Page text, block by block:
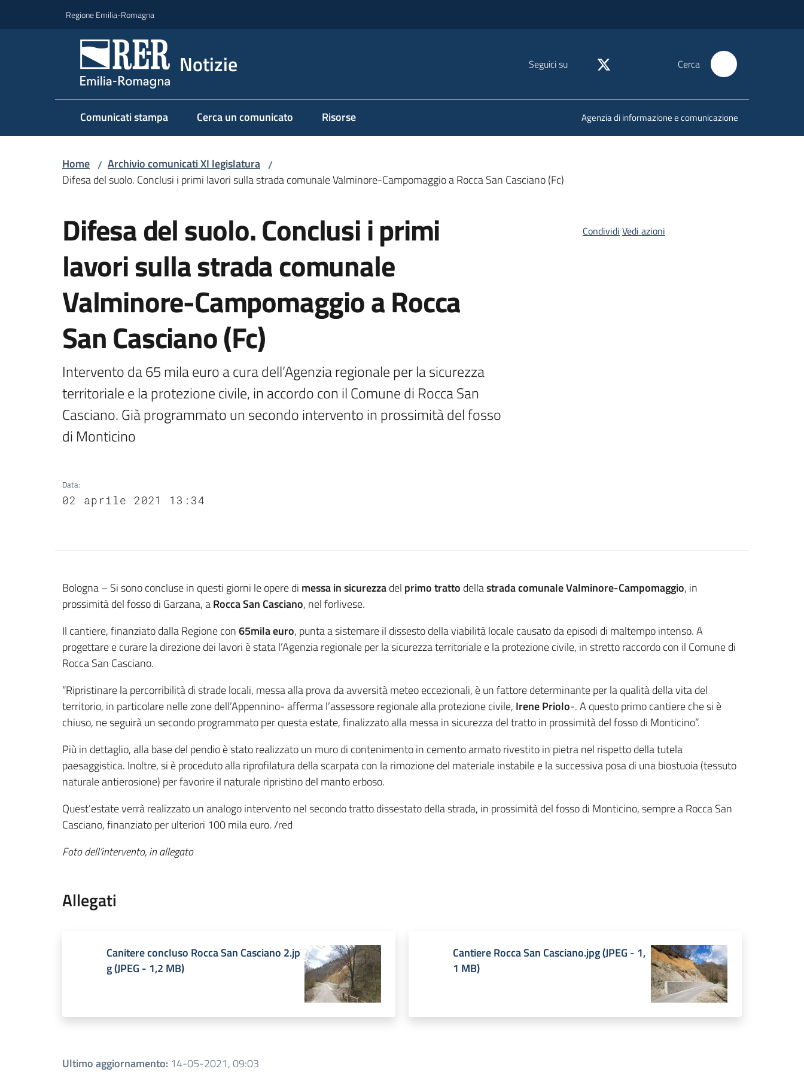
Regione Emilia-Romagna
Notizie Seguici su Cerca
Comunicati stampa Cerca un comunicato Risorse Agenzia di informazione e comunicazione
Home / Archivio comunicati XI legislatura /
Difesa del suolo. Conclusi i primi lavori sulla strada comunale Valminore-Campomaggio a Rocca San Casciano (Fc)
Difesa del suolo. Conclusi i primi
lavori sulla strada comunale
Valminore-Campomaggio a Rocca
San Casciano (Fc)
Intervento da 65 mila euro a cura dell’Agenzia regionale per la sicurezza
territoriale e la protezione civile, in accordo con il Comune di Rocca San
Casciano. Già programmato un secondo intervento in prossimità del fosso
di Monticino
Data:
02 aprile 2021 13:34
Condividi Vedi azioni
Contenuto
Bologna – Si sono concluse in questi giorni le opere di messa in sicurezzadel primo tratto dellastrada comunale Valminore-Campomaggio, in
prossimità del fosso di Garzana, aRocca San Casciano, nel forlivese.
Il cantiere, finanziato dalla Regione con65mila euro, punta a sistemare il dissesto della viabilità locale causato da episodi di maltempo intenso. A
progettare e curare la direzione dei lavori è stata l’Agenzia regionale per la sicurezza territoriale e la protezione civile, in stretto raccordo con il Comune di
Rocca San Casciano.
“Ripristinare la percorribilità di strade locali, messa alla prova da avversità meteo eccezionali, è un fattore determinante per la qualità della vita del
territorio, in particolare nelle zone dell’Appennino- afferma l’assessore regionale alla protezione civile, Irene Priolo-. A questo primo cantiere che si è
chiuso, ne seguirà un secondo programmato per questa estate, finalizzato alla messa in sicurezza del tratto in prossimità del fosso di Monticino”.
Più in dettaglio, alla base del pendio è stato realizzato un muro di contenimento in cemento armato rivestito in pietra nel rispetto della tutela
paesaggistica. Inoltre, si è proceduto alla riprofilatura della scarpata con la rimozione del materiale instabile e la successiva posa di una biostuoia (tessuto
naturale antierosione) per favorire il naturale ripristino del manto erboso.
Quest’estate verrà realizzato un analogo intervento nel secondo tratto dissestato della strada, in prossimità del fosso di Monticino, sempre a Rocca San
Casciano, finanziato per ulteriori 100 mila euro. /red
Foto dell’intervento, in allegato
Allegati
Canitere concluso Rocca San Casciano 2.jp
g(JPEG - 1,2 MB)
Cantiere Rocca San Casciano.jpg(JPEG - 1,
1 MB)
Ultimo aggiornamento: 14-05-2021, 09:03